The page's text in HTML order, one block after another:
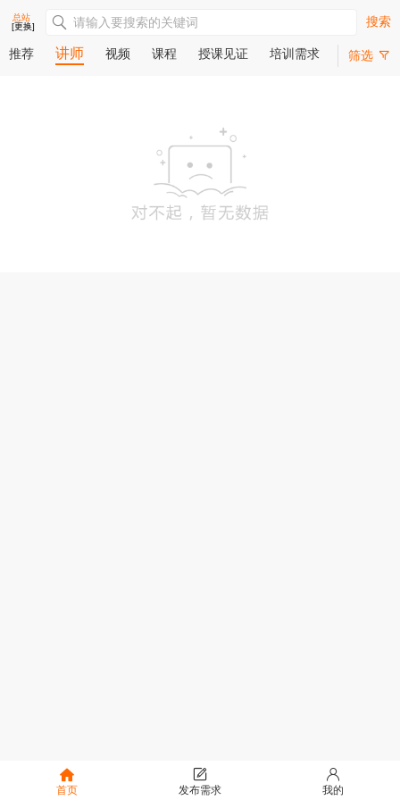
总站
[更换]
搜索
筛选
推荐 讲师 视频 课程 授课见证 培训需求
首页 发布需求 我的